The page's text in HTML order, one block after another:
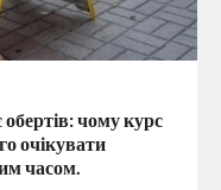
чому курс
очікувати
часом.